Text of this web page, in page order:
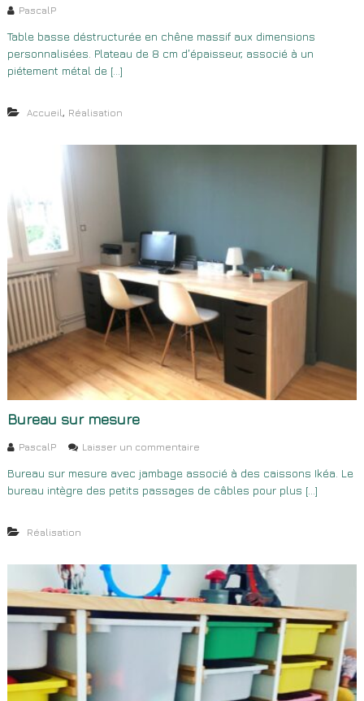
PascalP
Table basse déstructurée en chêne massif aux dimensions
personnalisées. Plateau de 8 cm d’épaisseur, associé à un
piétement métal de […]
Accueil, Réalisation
Bureau sur mesure
PascalP Laisser un commentaires
r
B
u
s
u
r
m
e
s
u
r
Bureau sur mesure avec jambage associé à des caissons Ikéa. Le
bureau intègre des petits passages de câbles pour plus […]
Réalisation